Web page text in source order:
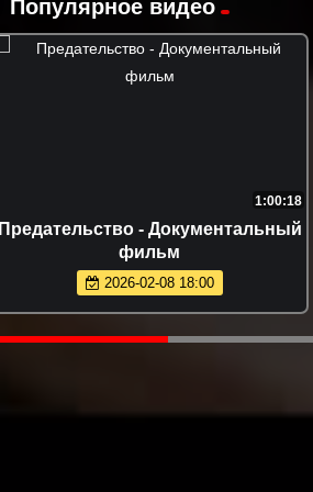
Популярное видео
1:00:18
Предательство - Документальный
фильм
2026-02-08 18:00